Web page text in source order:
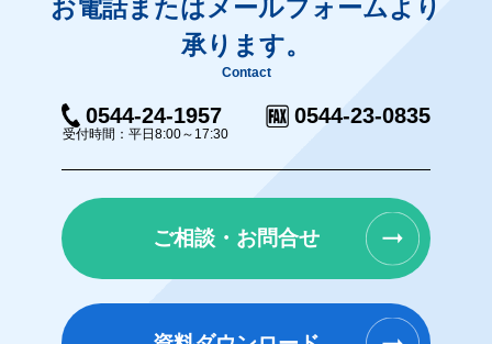
お電話またはメールフォームより
承ります。
Contact
0544-24-1957
受付時間：平日8:00～17:30
0544-23-0835
ご相談・お問合せ